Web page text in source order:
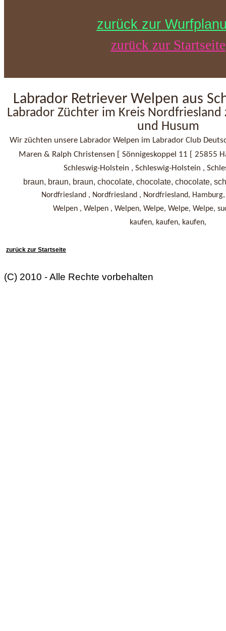
zurück zur
zurück zur Startseite
Labrador Retriever Welpen aus
Labrador Züchter im Kreis Nordfriesland
und Husum
Wir züchten unsere Labrador Welpen im Labrador Club
Maren & Ralph Christensen [ Sönnigeskoppel 11 [ 25855
Schleswig-Holstein , Schleswig-Holstein ,
braun, braun, braun, chocolate, chocolate, chocolate,
Nordfriesland , Nordfriesland , Nordfriesland,
Welpen , Welpen , Welpen, Welpe, Welpe, Welpe,
kaufen, kaufen, kaufen,
zurück zur Startseite
(C) 2010 - Alle Rechte vorbehalten